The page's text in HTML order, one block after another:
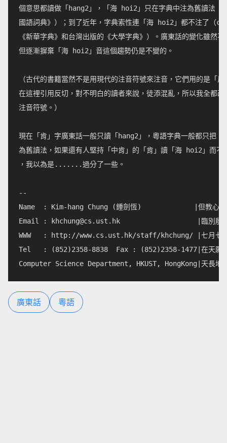
個意思都讀做「hang2」，「海 hoi2」只在字典中注為舊讀法
國語詞典》）；到了近年，字典索性連「海 hoi2」都不注了（
《新華字典》和台灣出版的《大學字典》）。廣東話的變化雖然不
但逐漸摒棄「海 hoi2」音這個趨勢仍是不變的。
（古代的書籍當然不是用現代的注音符號來注音，它們用的是「
在這裡引用反切，對不明白的讀者來說，徒添混亂，所以我全都改
注音符號。）
現在「肯」字廣東話一般只讀「hang2」，粵語字典一般都只把
為舊讀法，如果還有人堅持「中肯」的「肯」讀「海 hoi2」而不
，我以為是.......過分了一些。
--
Name  : Kim-hang Chung (鍾劍恆)             |但教心似今
Email :
khchung@cs.ust.hk
|臨別殷
WWW   : http://www.cs.ust.hk/staff/khchung/ |七月七日
Tel   : (852)2358-8838  Fax : (852)2358-1477|在天願作
廣東話 粵語